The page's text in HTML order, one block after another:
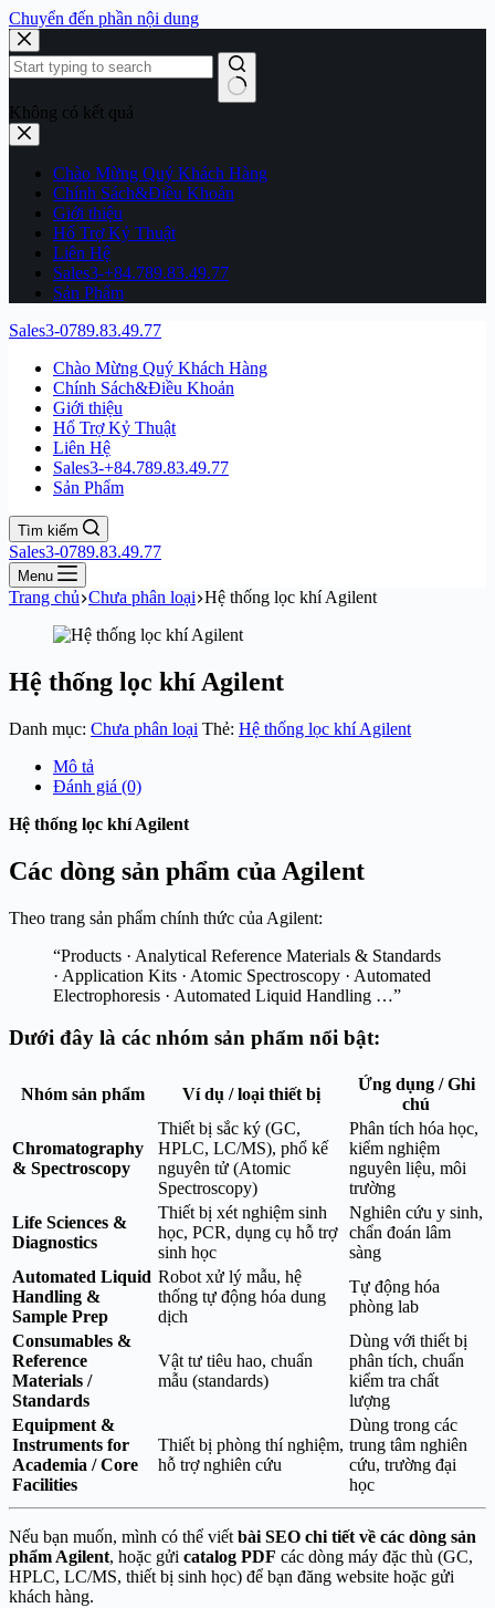
Chuyển đến phần nội dung
Không có kết quả
Chào Mừng Quý Khách Hàng
Chính Sách&Điều Khoản
Giới thiệu
Hổ Trợ Kỷ Thuật
Liên Hệ
Sales3-+84.789.83.49.77
Sản Phẩm
Sales3-0789.83.49.77
Chào Mừng Quý Khách Hàng
Chính Sách&Điều Khoản
Giới thiệu
Hổ Trợ Kỷ Thuật
Liên Hệ
Sales3-+84.789.83.49.77
Sản Phẩm
Tìm kiếm
Sales3-0789.83.49.77
Menu
Trang chủ Chưa phân loại Hệ thống lọc khí Agilent
Hệ thống lọc khí Agilent
Danh mục: Chưa phân loại Thẻ: Hệ thống lọc khí Agilent
Mô tả
Đánh giá (0)
Hệ thống lọc khí Agilent
Các dòng sản phẩm của Agilent
Theo trang sản phẩm chính thức của Agilent:
“Products · Analytical Reference Materials & Standards
· Application Kits · Atomic Spectroscopy · Automated
Electrophoresis · Automated Liquid Handling …”
Dưới đây là các nhóm sản phẩm nổi bật:
Nhóm sản phẩm Ví dụ / loại thiết bị
Ứng dụng / Ghi
chú
Chromatography
& Spectroscopy
Thiết bị sắc ký (GC,
HPLC, LC/MS), phổ kế
nguyên tử (Atomic
Spectroscopy)
Phân tích hóa học,
kiểm nghiệm
nguyên liệu, môi
trường
Life Sciences &
Diagnostics
Thiết bị xét nghiệm sinh
học, PCR, dụng cụ hỗ trợ
sinh học
Nghiên cứu y sinh,
chẩn đoán lâm
sàng
Automated Liquid
Handling &
Sample Prep
Robot xử lý mẫu, hệ
thống tự động hóa dung
dịch
Tự động hóa
phòng lab
Consumables &
Reference
Materials /
Standards
Vật tư tiêu hao, chuẩn
mẫu (standards)
Dùng với thiết bị
phân tích, chuẩn
kiểm tra chất
lượng
Equipment &
Instruments for
Academia / Core
Facilities
Thiết bị phòng thí nghiệm,
hỗ trợ nghiên cứu
Dùng trong các
trung tâm nghiên
cứu, trường đại
học
Nếu bạn muốn, mình có thể viết bài SEO chi tiết về các dòng sản
phẩm Agilent, hoặc gửi catalog PDF các dòng máy đặc thù (GC,
HPLC, LC/MS, thiết bị sinh học) để bạn đăng website hoặc gửi
khách hàng.